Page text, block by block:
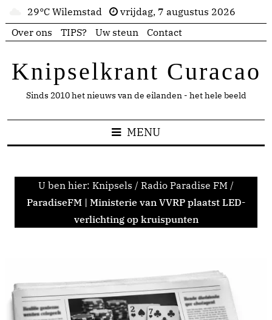
29°C Wilemstad
vrijdag, 7 augustus 2026
Over ons
TIPS? Uw steun Contact
Knipselkrant Curacao
Sinds 2010 het nieuws van de eilanden - het hele beeld
MENU
U ben hier: Knipsels / Radio Paradise FM /
ParadiseFM | Ministerie van VVRP plaatst LED-
verlichting op kruispunten